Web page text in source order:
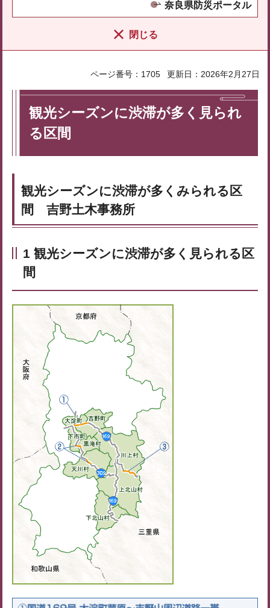
奈良県防災ポータル
閉じる
ページ番号：1705 更新日：2026年2月27日
観光シーズンに渋滞が多く見られ
る区間
観光シーズンに渋滞が多くみられる区
間 吉野土木事務所
1 観光シーズンに渋滞が多く見られる区
間